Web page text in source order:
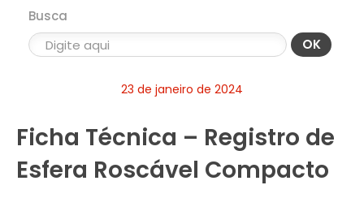
Busca
OK
23 de janeiro de 2024
Ficha Técnica – Registro de
Esfera Roscável Compacto